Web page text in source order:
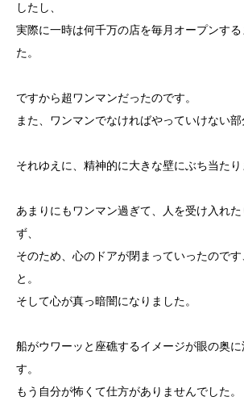
したし、
実際に一時は何千万の店を毎月オープンす
た。
ですから超ワンマンだったのです。
また、ワンマンでなければやっていけない部
それゆえに、精神的に大きな壁にぶち当たり
あまりにもワンマン過ぎて、人を受け入れ
ず、
そのため、心のドアが閉まっていったので
と。
そして心が真っ暗闇になりました。
船がウワーッと座礁するイメージが眼の奥
す。
もう自分が怖くて仕方がありませんでした。